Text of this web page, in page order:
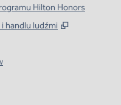
Hilton Honors
handlu ludźmi
,